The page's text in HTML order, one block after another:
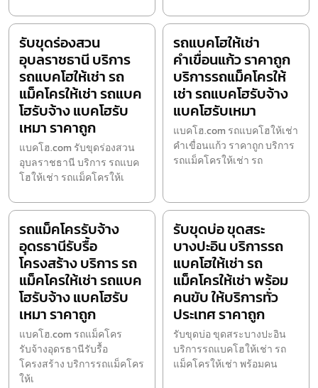
รับขุดร่องสวน
อุบลราชธานี บริการ
รถแบคโฮให้เช่า รถ
แม็คโครให้เช่า รถแบค
โฮรับจ้าง แบคโฮรับ
เหมา ราคาถูก
แบคโฮ.com รับขุดร่องสวน
อุบลราชธานี บริการ รถแบค
โฮให้เช่า รถแม็คโครให้เ
รถแบคโฮให้เช่า
คำเขื่อนแก้ว ราคาถูก
บริการรถแม็คโครให้
เช่า รถแบคโฮรับจ้าง
แบคโฮรับเหมา
แบคโฮ.com รถแบคโฮให้เช่า
คำเขื่อนแก้ว ราคาถูก บริการ
รถแม็คโครให้เช่า รถ
รถแม็คโครรับจ้าง
อุดรธานีรับรื้อ
โครงสร้าง บริการ รถ
แม็คโครให้เช่า รถแบค
โฮรับจ้าง แบคโฮรับ
เหมา ราคาถูก
แบคโฮ.com รถแม็คโคร
รับจ้างอุดรธานีรับรื้อ
โครงสร้าง บริการรถแม็คโคร
ให้เ
รับขุดบ่อ ขุดสระ
บางปะอิน บริการรถ
แบคโฮให้เช่า รถ
แม็คโครให้เช่า พร้อม
คนขับ ให้บริการทั่ว
ประเทศ ราคาถูก
รับขุดบ่อ ขุดสระบางปะอิน
บริการรถแบคโฮให้เช่า รถ
แม็คโครให้เช่า พร้อมคน